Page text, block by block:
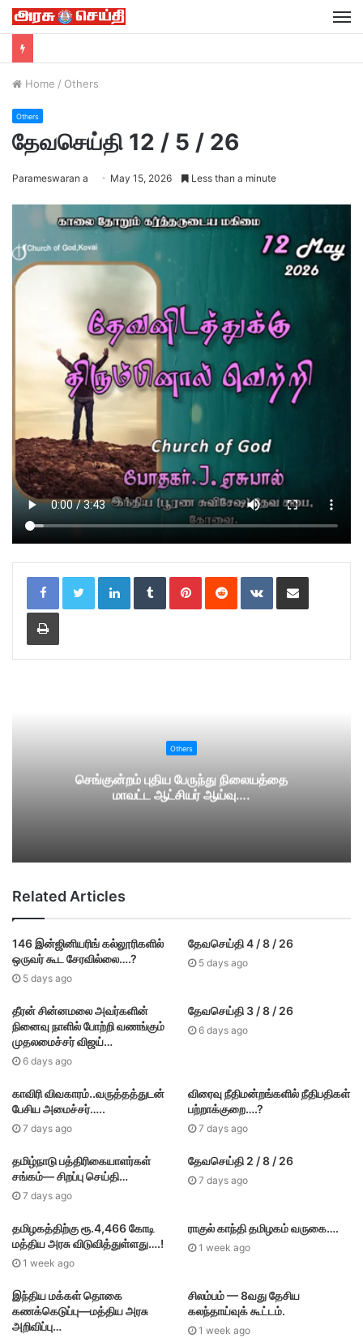
Home / Others
Others
தேவசெய்தி 12 / 5 / 26
Parameswaran a May 15, 2026 Less than a minute
LinkedIn Tumblr Pinterest Reddit VKontakte
Print
Others
செங்குன்றம் புதிய பேருந்து நிலையத்தை
மாவட்ட ஆட்சியர் ஆய்வு….
Related Articles
146 இன்ஜினியரிங் கல்லூரிகளில்
ஒருவர் கூட சேரவில்லை….?
5 days ago
தேவசெய்தி 4 / 8 / 26
5 days ago
தீரன் சின்னமலை அவர்களின்
நினைவு நாளில் போற்றி வணங்கும்
முதலமைச்சர் விஜய்…
6 days ago
தேவசெய்தி 3 / 8 / 26
6 days ago
காவிரி விவகாரம்..வருத்தத்துடன்
பேசிய அமைச்சர்…..
7 days ago
விரைவு நீதிமன்றங்களில் நீதிபதிகள்
பற்றாக்குறை….?
7 days ago
தமிழ்நாடு பத்திரிகையாளர்கள்
சங்கம்— சிறப்பு செய்தி…
7 days ago
தேவசெய்தி 2 / 8 / 26
7 days ago
தமிழகத்திற்கு ரூ.4,466 கோடி
மத்திய அரசு விடுவித்துள்ளது….!
1 week ago
ராகுல் காந்தி தமிழகம் வருகை….
1 week ago
இந்திய மக்கள் தொகை
கணக்கெடுப்பு—மத்திய அரசு
அறிவிப்பு…
சிலம்பம் — 8வது தேசிய
கலந்தாய்வுக் கூட்டம்.
1 week ago